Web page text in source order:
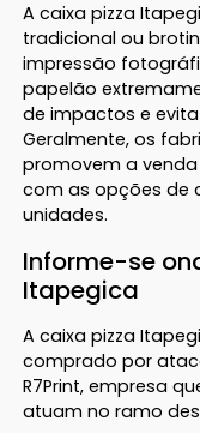
A caixa pizza
tradicional ou
impressão
papelão
de impactos e
Geralmente, os
promovem a
com as opções de
unidades.
Informe-se
Itapegica
A caixa pizza
comprado por
R7Print, empresa
atuam no ramo